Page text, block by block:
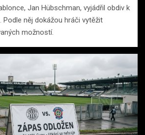
Jan Hübschman, vyjádřil obdiv k
Podle něj dokážou hráči vytěžit
možností.